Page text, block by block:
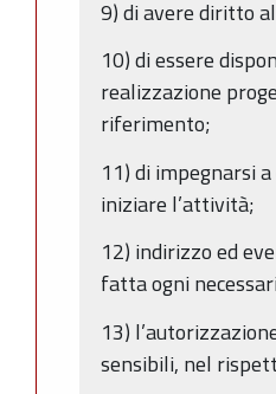
9) di avere diritto
10) di essere
realizzazione
riferimento;
11) di impegnarsi
iniziare l’attività;
12) indirizzo ed
fatta ogni
13)
sensibili, nel